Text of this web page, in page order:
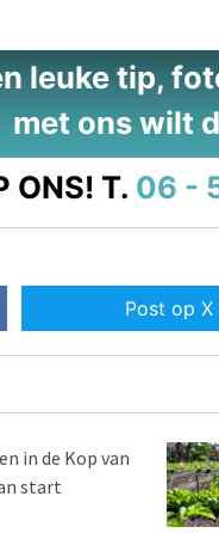
leuke tip,
met ons wilt
ONS! T. 06 -
Post op X
in de Kop van
start